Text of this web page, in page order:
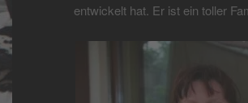
entwickelt hat. Er ist ein toller